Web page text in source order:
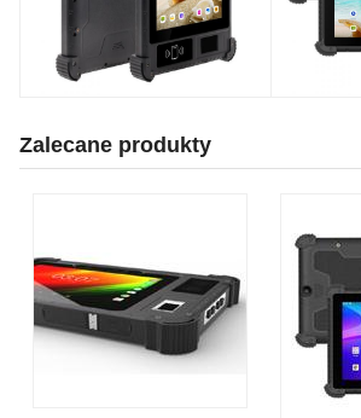
Zalecane produkty